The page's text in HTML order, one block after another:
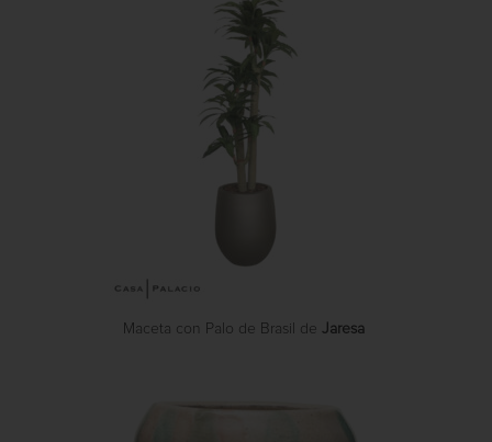
Maceta con Palo de Brasil de Jaresa